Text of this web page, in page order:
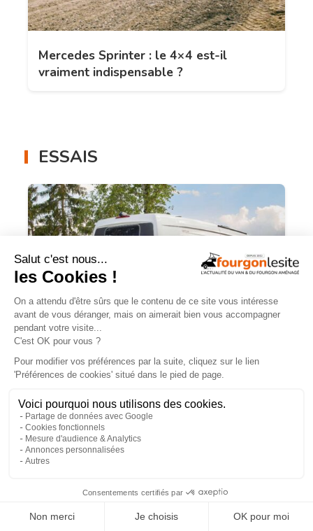
Mercedes Sprinter : le 4×4 est-il
vraiment indispensable ?
ESSAIS
Malibu Genius : un fourgon Mercedes
qui ne ressemble à aucun autre